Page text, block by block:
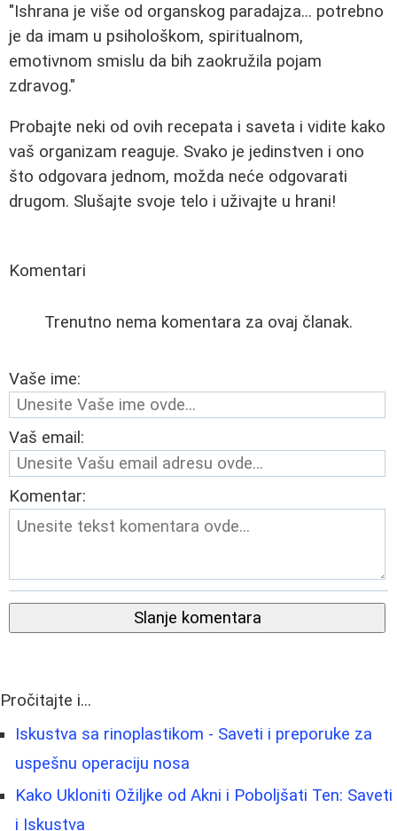
"Ishrana je više od organskog paradajza... potrebno
je da imam u psihološkom, spiritualnom,
emotivnom smislu da bih zaokružila pojam
zdravog."
Probajte neki od ovih recepata i saveta i vidite kako
vaš organizam reaguje. Svako je jedinstven i ono
što odgovara jednom, možda neće odgovarati
drugom. Slušajte svoje telo i uživajte u hrani!
Komentari
Trenutno nema komentara za ovaj članak.
Vaše ime:
Vaš email:
Komentar:
Slanje komentara
Pročitajte i...
Iskustva sa rinoplastikom - Saveti i preporuke za
uspešnu operaciju nosa
Kako Ukloniti Ožiljke od Akni i Poboljšati Ten: Saveti
i Iskustva